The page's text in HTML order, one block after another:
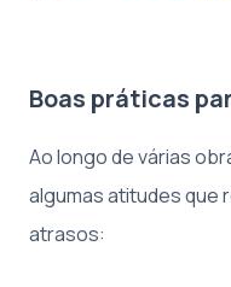
Boas práticas
Ao longo de várias
algumas atitudes que
atrasos: